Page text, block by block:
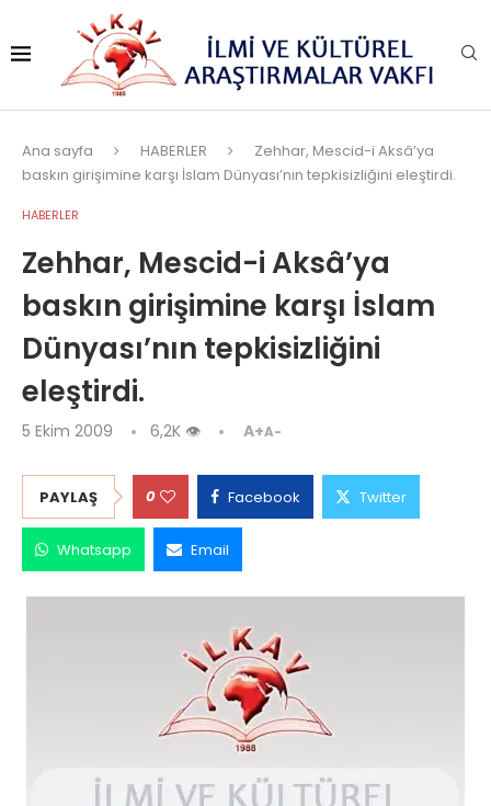
Ana sayfa HABERLER
Zehhar, Mescid-i Aksâ’ya
baskın girişimine karşı İslam Dünyası’nın tepkisizliğini eleştirdi.
HABERLER
Zehhar, Mescid-i Aksâ’ya
baskın girişimine karşı İslam
Dünyası’nın tepkisizliğini
eleştirdi.
5 Ekim 2009 6,2K 👁 A+A-
PAYLAŞ 0 Facebook Twitter
Whatsapp Email